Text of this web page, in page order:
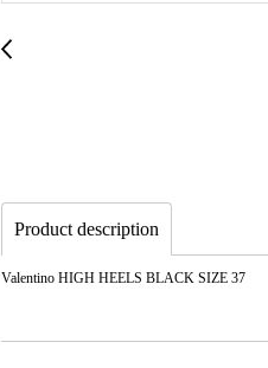
Product description
Valentino HIGH HEELS BLACK SIZE 37